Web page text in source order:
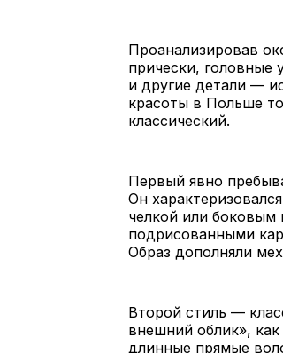
Проанализировав
прически, головные
и другие детали —
красоты в Польше
классический.
Первый явно
Он
челкой или
подрисованными
Образ дополняли
Второй стиль —
внешний облик»,
длинные прямые